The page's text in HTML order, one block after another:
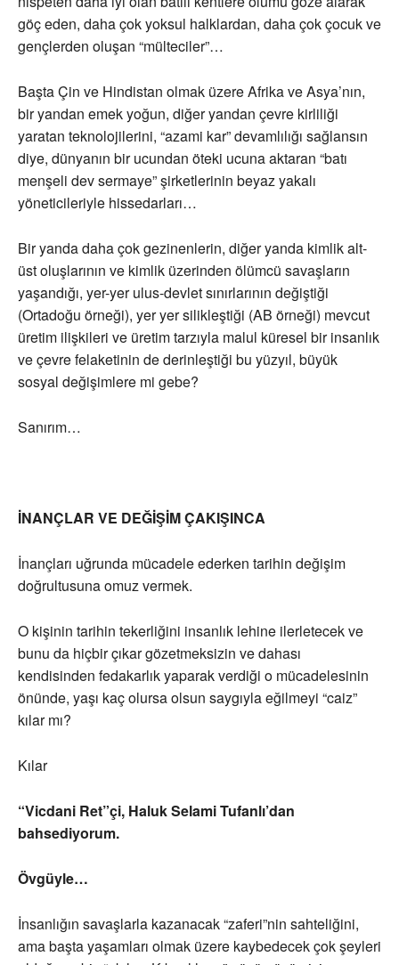
göç eden, daha çok yoksul halklardan, daha çok çocuk ve
gençlerden oluşan “mülteciler”…
Başta Çin ve Hindistan olmak üzere Afrika ve Asya’nın,
bir yandan emek yoğun, diğer yandan çevre kirliliği
yaratan teknolojilerini, “azami kar” devamlılığı sağlansın
diye, dünyanın bir ucundan öteki ucuna aktaran “batı
menşeli dev sermaye” şirketlerinin beyaz yakalı
yöneticileriyle hissedarları…
Bir yanda daha çok gezinenlerin, diğer yanda kimlik alt-
üst oluşlarının ve kimlik üzerinden ölümcü savaşların
yaşandığı, yer-yer ulus-devlet sınırlarının değiştiği
(Ortadoğu örneği), yer yer silikleştiği (AB örneği) mevcut
üretim ilişkileri ve üretim tarzıyla malul küresel bir insanlık
ve çevre felaketinin de derinleştiği bu yüzyıl, büyük
sosyal değişimlere mi gebe?
Sanırım…
İNANÇLAR VE DEĞİŞİM ÇAKIŞINCA
İnançları uğrunda mücadele ederken tarihin değişim
doğrultusuna omuz vermek.
O kişinin tarihin tekerliğini insanlık lehine ilerletecek ve
bunu da hiçbir çıkar gözetmeksizin ve dahası
kendisinden fedakarlık yaparak verdiği o mücadelesinin
önünde, yaşı kaç olursa olsun saygıyla eğilmeyi “caiz”
kılar mı?
Kılar
“Vicdani Ret”çi, Haluk Selami Tufanlı’dan
bahsediyorum.
Övgüyle…
İnsanlığın savaşlarla kazanacak “zaferi”nin sahteliğini,
ama başta yaşamları olmak üzere kaybedecek çok şeyleri